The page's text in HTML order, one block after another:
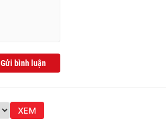
Gửi bình luận
XEM